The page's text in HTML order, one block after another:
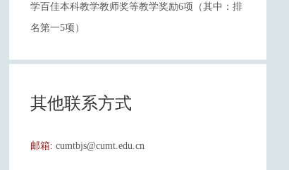
学百佳本科教学教师奖等教学奖励6项（其中：排
名第一5项）
其他联系方式
邮箱: cumtbjs@cumt.edu.cn